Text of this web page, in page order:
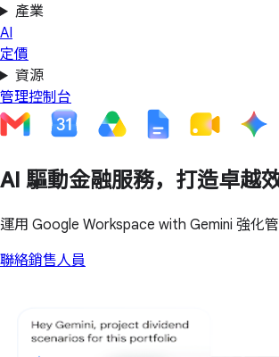
產業
AI
定價
資源
管理控制台
AI 驅動金融服務，打造卓越
運用 Google Workspace with Gemini 強化
聯絡銷售人員